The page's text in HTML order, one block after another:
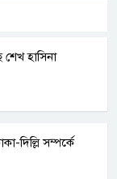
হাসিনা
দিল্লি সম্পর্কে